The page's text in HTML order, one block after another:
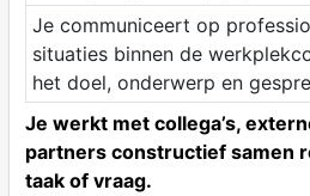
Je communiceert op
situaties binnen de
het doel, onderwerp en
Je werkt met collega’s,
partners constructief samen
taak of vraag.